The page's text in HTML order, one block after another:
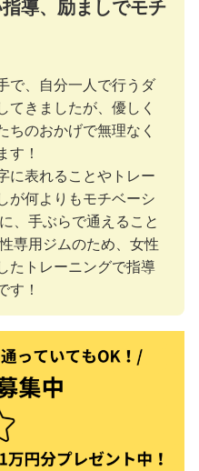
導、励ましでモチ
で、自分一人で行うダ
てきましたが、優しく
ちのおかげで無理なく
す！
に表れることやトレー
が何よりもモチベーシ
、手ぶらで通えること
専用ジムのため、女性
たトレーニングで指導
す！